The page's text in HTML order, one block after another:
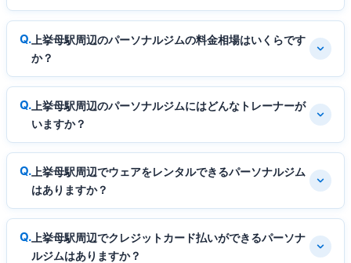
上挙母駅周辺のパーソナルジムの料金相場はいくらです
か？
上挙母駅周辺のパーソナルジムにはどんなトレーナーが
いますか？
上挙母駅周辺でウェアをレンタルできるパーソナルジム
はありますか？
上挙母駅周辺でクレジットカード払いができるパーソナ
ルジムはありますか？